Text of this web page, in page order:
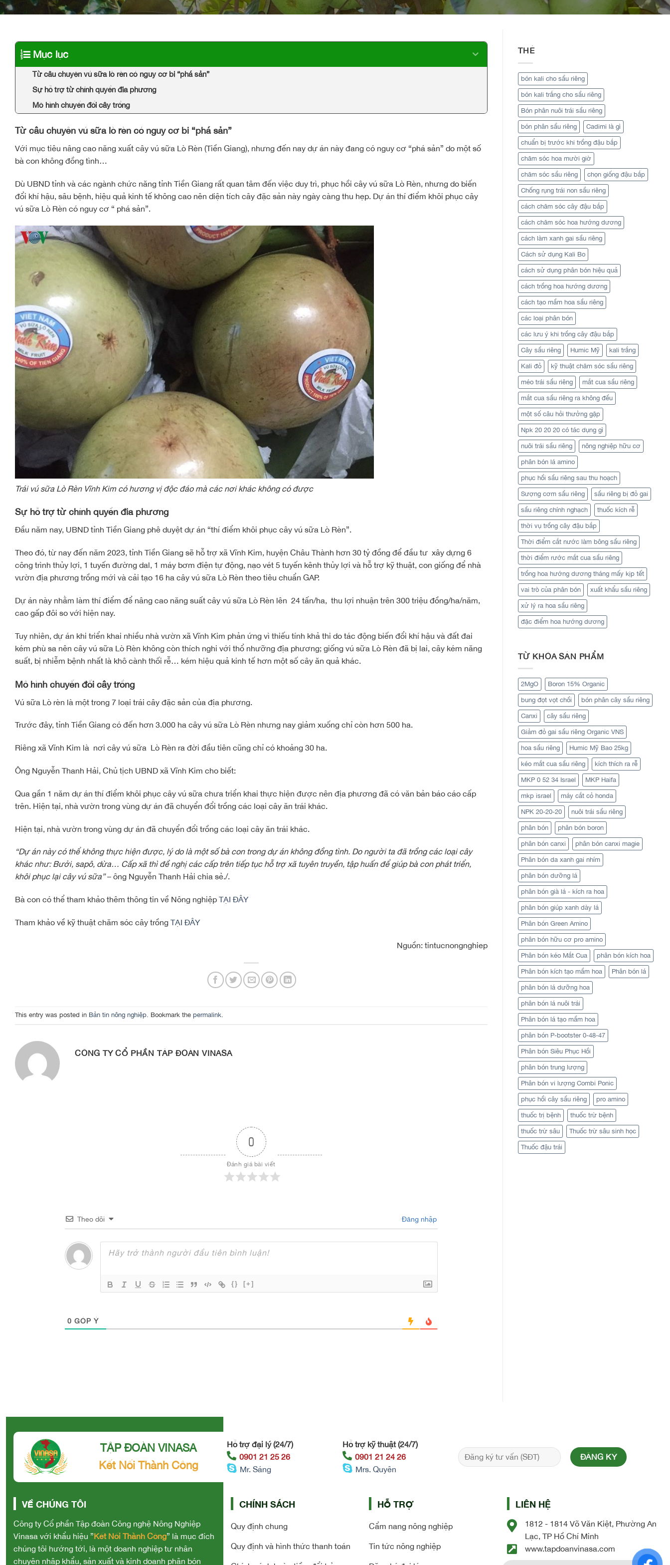
Mục lục
Từ câu chuyện vú sữa lò rèn có nguy cơ bị “phá sản”
Sự hỗ trợ từ chính quyền địa phương
Mô hình chuyển đổi cây trồng
Từ câu chuyện vú sữa lò rèn có nguy cơ bị “phá sản”
Với mục tiêu nâng cao năng xuất cây vú sữa Lò Rèn (Tiền Giang), nhưng đến nay dự án này đang có nguy cơ “phá sản” do một số
bà con không đồng tình…
Dù UBND tỉnh và các ngành chức năng tỉnh Tiền Giang rất quan tâm đến việc duy trì, phục hồi cây vú sữa Lò Rèn, nhưng do biến
đổi khí hậu, sâu bệnh, hiệu quả kinh tế không cao nên diện tích cây đặc sản này ngày càng thu hẹp. Dự án thí điểm khôi phục cây
vú sữa Lò Rèn có nguy cơ “ phá sản”.
Trái vú sữa Lò Rèn Vĩnh Kim có hương vị độc đáo mà các nơi khác không có được
Sự hỗ trợ từ chính quyền địa phương
Đầu năm nay, UBND tỉnh Tiền Giang phê duyệt dự án “thí điểm khôi phục cây vú sữa Lò Rèn”.
Theo đó, từ nay đến năm 2023, tỉnh Tiền Giang sẽ hỗ trợ xã Vĩnh Kim, huyện Châu Thành hơn 30 tỷ đồng để đầu tư xây dựng 6
công trình thủy lợi, 1 tuyến đường dal, 1 máy bơm điện tự động, nạo vét 5 tuyến kênh thủy lợi và hỗ trợ kỹ thuật, con giống để nhà
vườn địa phương trồng mới và cải tạo 16 ha cây vú sữa Lò Rèn theo tiêu chuẩn GAP.
Dự án này nhằm làm thí điểm để nâng cao năng suất cây vú sữa Lò Rèn lên 24 tấn/ha, thu lợi nhuận trên 300 triệu đồng/ha/năm,
cao gấp đôi so với hiện nay.
Tuy nhiên, dự án khi triển khai nhiều nhà vườn xã Vĩnh Kim phản ứng vì thiếu tính khả thi do tác động biến đổi khí hậu và đất đai
kém phù sa nên cây vú sữa Lò Rèn không còn thích nghi với thổ nhưỡng địa phương; giống vú sữa Lò Rèn đã bị lai, cây kém năng
suất, bị nhiễm bệnh nhất là khô cành thối rễ… kém hiệu quả kinh tế hơn một số cây ăn quả khác.
Mô hình chuyển đổi cây trồng
Vú sữa Lò rèn là một trong 7 loại trái cây đặc sản của địa phương.
Trước đây, tỉnh Tiền Giang có đến hơn 3.000 ha cây vú sữa Lò Rèn nhưng nay giảm xuống chỉ còn hơn 500 ha.
Riêng xã Vĩnh Kim là nơi cây vú sữa Lò Rèn ra đời đầu tiên cũng chỉ có khoảng 30 ha.
Ông Nguyễn Thanh Hải, Chủ tịch UBND xã Vĩnh Kim cho biết:
Qua gần 1 năm dự án thí điểm khôi phục cây vú sữa chưa triển khai thực hiện được nên địa phương đã có văn bản báo cáo cấp
trên. Hiện tại, nhà vườn trong vùng dự án đã chuyển đổi trồng các loại cây ăn trái khác.
Hiện tại, nhà vườn trong vùng dự án đã chuyển đổi trồng các loại cây ăn trái khác.
“Dự án này có thể không thực hiện được, lý do là một số bà con trong dự án không đồng tình. Do người ta đã trồng các loại cây
khác như: Bưởi, sapô, dừa… Cấp xã thì đề nghị các cấp trên tiếp tục hỗ trợ xã tuyên truyền, tập huấn để giúp bà con phát triển,
khôi phục lại cây vú sữa”– ông Nguyễn Thanh Hải chia sẻ./.
Bà con có thể tham khảo thêm thông tin về Nông nghiệp TẠI ĐÂY
Tham khảo về kỹ thuật chăm sóc cây trồng TẠI ĐÂY
Nguồn: tintucnongnghiep
This entry was posted in Bản tin nông nghiệp. Bookmark the permalink.
CÔNG TY CỔ PHẦN TẬP ĐOÀN VINASA
0
Đánh giá bài viết
Theo dõi Đăng nhập
{} [+]
0 GÓP Ý
THẺ
bón kali cho sầu riêng
bón kali trắng cho sầu riêng
Bón phân nuôi trái sầu riêng
bón phân sầu riêng Cadimi là gì
chuẩn bị trước khi trồng đậu bắp
chăm sóc hoa mười giờ
chăm sóc sầu riêng chọn giống đậu bắp
Chống rụng trái non sầu riêng
cách chăm sóc cây đậu bắp
cách chăm sóc hoa hướng dương
cách làm xanh gai sầu riêng
Cách sử dụng Kali Bo
cách sử dụng phân bón hiệu quả
cách trồng hoa hướng dương
cách tạo mầm hoa sầu riêng
các loại phân bón
các lưu ý khi trồng cây đậu bắp
Cây sầu riêng Humic Mỹ kali trắng
Kali đỏ kỹ thuật chăm sóc sầu riêng
méo trái sầu riêng mắt cua sầu riêng
mắt cua sầu riêng ra không đều
một số câu hỏi thưởng gặp
Npk 20 20 20 có tác dụng gì
nuôi trái sầu riêng nông nghiệp hữu cơ
phân bón lá amino
phục hồi sầu riêng sau thu hoạch
Sượng cơm sầu riêng sầu riêng bị đỏ gai
sầu riêng chính nghạch thuốc kích rễ
thời vụ trồng cây đậu bắp
Thời điểm cắt nước làm bông sầu riêng
thời điểm rước mắt cua sầu riêng
trồng hoa hướng dương tháng mấy kịp tết
vai trò của phân bón xuất khẩu sầu riêng
xử lý ra hoa sầu riêng
đặc điểm hoa hướng dương
TỪ KHÓA SẢN PHẨM
2MgO Boron 15% Organic
bung đọt vọt chồi bón phân cây sầu riêng
Canxi cây sầu riêng
Giảm đỏ gai sầu riêng Organic VNS
hoa sầu riêng Humic Mỹ Bao 25kg
kéo mắt cua sầu riêng kích thích ra rễ
MKP 0 52 34 Israel MKP Haifa
mkp israel máy cắt cỏ honda
NPK 20-20-20 nuôi trái sầu riêng
phân bón phân bón boron
phân bón canxi phân bón canxi magie
Phân bón da xanh gai nhím
phân bón dưỡng lá
phân bón già lá - kích ra hoa
phân bón giúp xanh dày lá
Phân bón Green Amino
phân bón hữu cơ pro amino
Phân bón kéo Mắt Cua phân bón kích hoa
Phân bón kích tạo mầm hoa Phân bón lá
phân bón lá dưỡng hoa
phân bón lá nuôi trái
Phân bón lá tạo mầm hoa
phân bón P-bootster 0-48-47
Phân bón Siêu Phục Hồi
phân bón trung lượng
Phân bón vi lượng Combi Ponic
phục hồi cây sầu riêng pro amino
thuốc trị bệnh thuốc trừ bệnh
thuốc trừ sâu Thuốc trừ sâu sinh học
Thuốc đậu trái
TẬP ĐOÀN VINASA
Kết Nối Thành Công
Hỗ trợ đại lý (24/7)
0901 21 25 26
Mr. Sáng
Hỗ trợ kỹ thuật (24/7)
0901 21 24 26
Mrs. Quyên
VỀ CHÚNG TÔI
Công ty Cổ phần Tập đoàn Công nghệ Nông Nghiệp
Vinasa với khẩu hiệu ”Kết Nối Thành Công” là mục đích
chúng tôi hướng tới, là một doanh nghiệp tư nhân
chuyên nhập khẩu, sản xuất và kinh doanh phân bón
CHÍNH SÁCH
Quy định chung
Quy định và hình thức thanh toán
HỖ TRỢ
Cẩm nang nông nghiệp
Tin tức nông nghiệp
LIÊN HỆ
1812 - 1814 Võ Văn Kiệt, Phường An
Lạc, TP Hồ Chí Minh
www.tapdoanvinasa.com